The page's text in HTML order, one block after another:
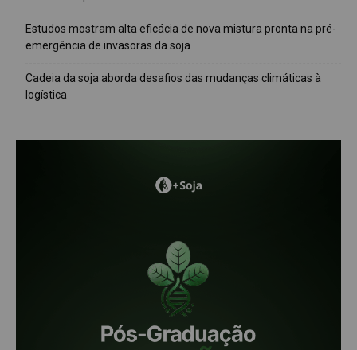
Estudos mostram alta eficácia de nova mistura pronta na pré-
emergência de invasoras da soja
Cadeia da soja aborda desafios das mudanças climáticas à
logística